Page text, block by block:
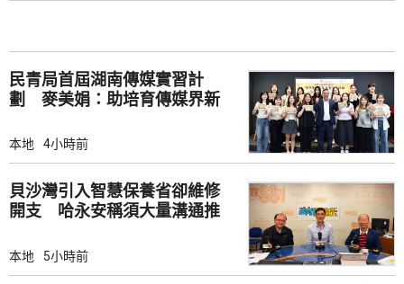
民青局首屆湖南傳媒實習計
劃 麥美娟：助培育傳媒界新
本地 4小時前
貝沙灣引入智慧保養省卻維修
開支 哈永安稱須大量溝通推
本地 5小時前